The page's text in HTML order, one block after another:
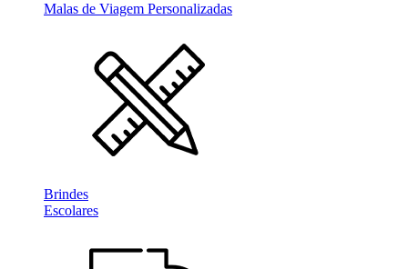
Malas de Viagem Personalizadas
Brindes
Escolares